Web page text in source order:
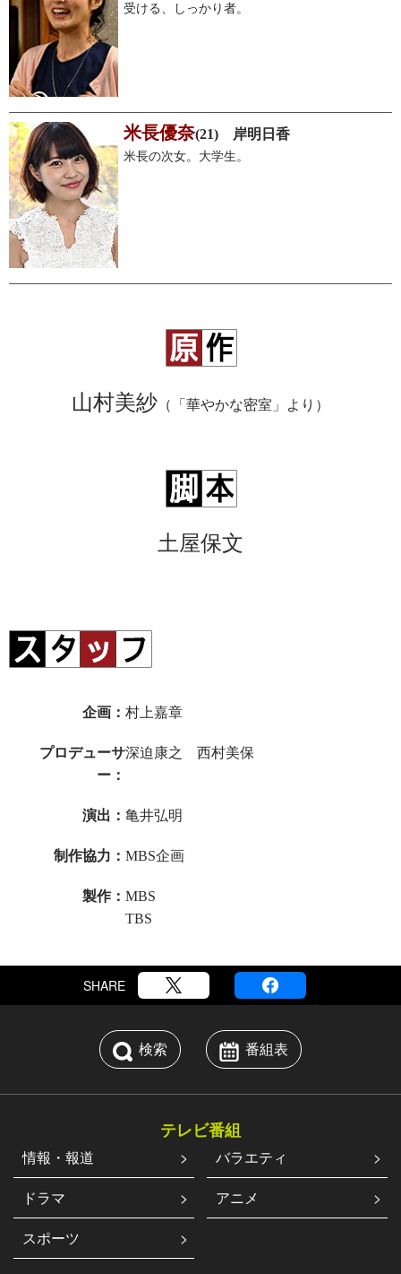
受ける、しっかり者。
米長優奈(21) 岸明日香
米長の次女。大学生。
山村美紗 （「華やかな密室」より）
土屋保文
企画 村上嘉章
プロデューサ
ー
深迫康之 西村美保
演出 亀井弘明
制作協力 MBS企画
製作
MBS
TBS
SHARE
検索 番組表
テレビ番組
情報・報道
バラエティ
ドラマ
アニメ
スポーツ